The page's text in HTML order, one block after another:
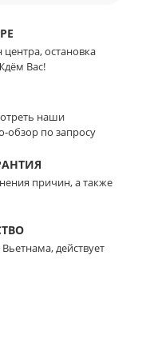
остановка
Вас!
наши
обзор по запросу
причин, а также
действует